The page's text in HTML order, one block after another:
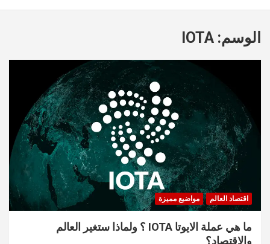
الوسم: IOTA
اقتصاد العالم مواضيع مميزة
ما هي عملة الايوتا IOTA ؟ ولماذا ستغير العالم
والاقتصاد؟